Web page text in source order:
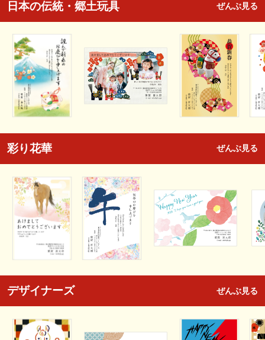
日本の伝統・郷土玩具 ぜんぶ見る
彩り花華 ぜんぶ見る
デザイナーズ ぜんぶ見る